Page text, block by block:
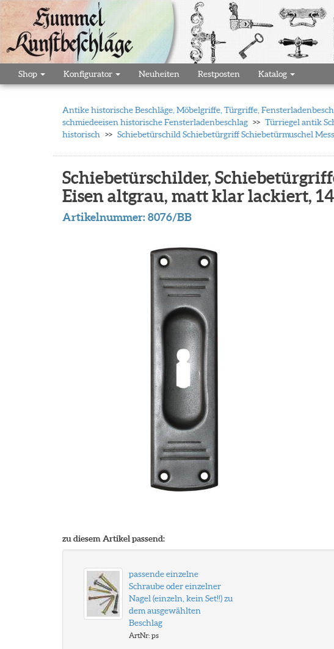
Shop Konfigurator Neuheiten Restposten Katalog
Antike historische Beschläge, Möbelgriffe, Türgriffe,
schmiedeeisen historische Fensterladenbeschlag
Türriegel antik
historisch
Schiebetürschild Schiebetürgriff Schiebetürmuschel
Schiebetürschilder,
Eisen altgrau, matt klar lackiert,
Artikelnummer:8076/BB
zu diesem Artikel passend:
passende einzelne
Schraube oder einzelner
Nagel (einzeln, kein Set!!) zu
dem ausgewählten
Beschlag
ArtNr: ps